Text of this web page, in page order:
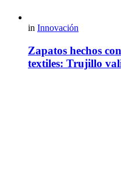
in Innovación
Zapatos hechos
textiles: Trujillo